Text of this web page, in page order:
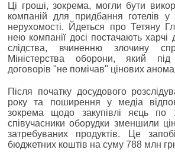
Ці гроші, зокрема, могли бути
компаній для придбання готелів у
нерухомості. Йдеться про Тетяну
нею компанії досі постачають
слідства, вчиненню злочину
Міністерства оборони, який
договорів "не помічав" цінових
Після початку досудового
року та поширення у медіа
зокрема щодо закупівлі яєць по
співучасники оборудки зменшили
затребуваних продуктів. Це
бюджетних коштів на суму 788 млн